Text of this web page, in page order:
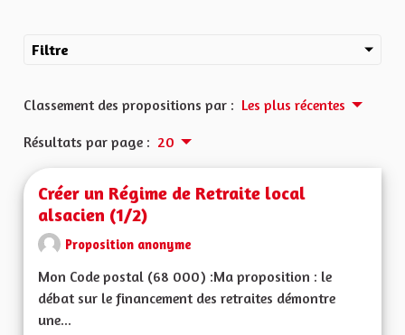
Filtre
Classement des propositions par : Les plus récentes
Résultats par page : 20
Créer un Régime de Retraite local
alsacien (1/2)
Proposition anonyme
Mon Code postal (68 000) :Ma proposition : le
débat sur le financement des retraites démontre
une...